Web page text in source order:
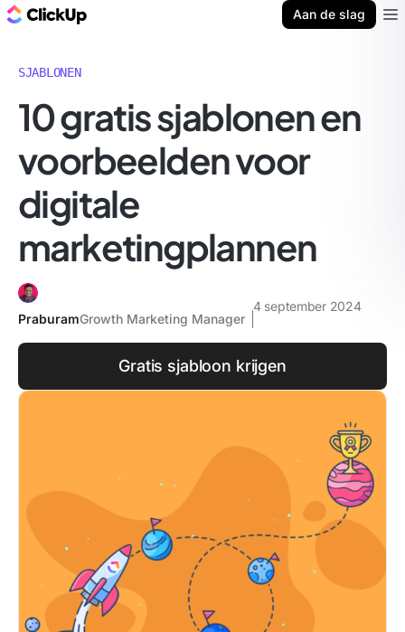
Aan de slag
SJABLONEN
10 gratis sjablonen en
voorbeelden voor
digitale
marketingplannen
PraburamGrowth Marketing Manager
4 september 2024
Gratis sjabloon krijgen